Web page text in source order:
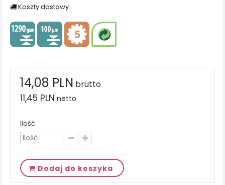
Koszty dostawy
14,08 PLN brutto
11,45 PLN netto
Ilość
Dodaj do koszyka